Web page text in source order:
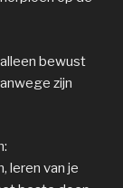
bewust
zijn
leren van je